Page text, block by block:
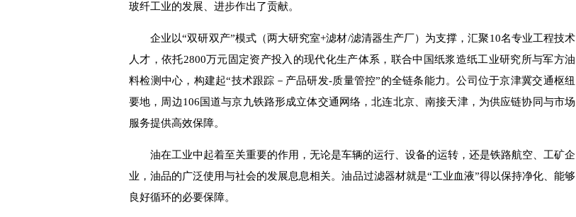
玻纤工业的发展、进步作出了贡献。
企业以“双研双产”模式（两大研究室+滤材/滤清器生产厂）为支撑，汇聚10名专业工程技术
人才，依托2800万元固定资产投入的现代化生产体系，联合中国纸浆造纸工业研究所与军方油
料检测中心，构建起“技术跟踪 － 产品研发-质量管控”的全链条能力。公司 位于京津冀交通枢纽
要地， 周边106国道与京九铁路形成立体交通网络，北连北京、南接天津，为供应链协同与市场
服务提供高效保障。
油在工业中起着至关重要的作用 ， 无论是车辆的运行、设备的运转 ， 还是铁路航空、工矿企
业 ，油品的广泛使用与社会的发展息息相关。油品过滤器材就是“工业血液”得以保持净化、 能够
良好循环的必要保障。